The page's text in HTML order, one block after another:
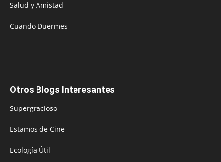
Salud y Amistad
Cuando Duermes
Otros Blogs Interesantes
Supergracioso
Estamos de Cine
Ecología Útil